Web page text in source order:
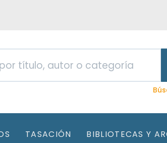
TASACIÓN BIBLIOTECAS Y